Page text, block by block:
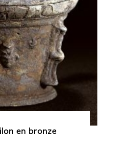
en bronze